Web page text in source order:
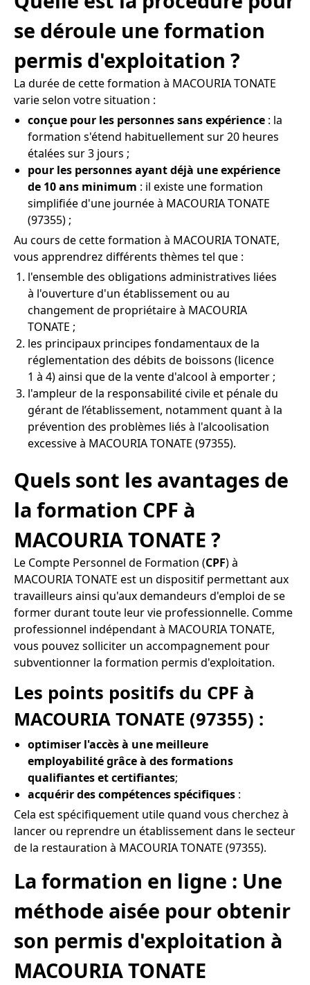
se déroule une formation
permis d'exploitation ?
La durée de cette formation à MACOURIA TONATE
varie selon votre situation :
conçue pour les personnes sans expérience : la
formation s'étend habituellement sur 20 heures
étalées sur 3 jours ;
pour les personnes ayant déjà une expérience
de 10 ans minimum : il existe une formation
simplifiée d'une journée à MACOURIA TONATE
(97355) ;
Au cours de cette formation à MACOURIA TONATE,
vous apprendrez différents thèmes tel que :
l'ensemble des obligations administratives liées
à l'ouverture d'un établissement ou au
changement de propriétaire à MACOURIA
TONATE ;
les principaux principes fondamentaux de la
réglementation des débits de boissons (licence
1 à 4) ainsi que de la vente d'alcool à emporter ;
l'ampleur de la responsabilité civile et pénale du
gérant de l’établissement, notamment quant à la
prévention des problèmes liés à l'alcoolisation
excessive à MACOURIA TONATE (97355).
Quels sont les avantages de
la formation CPF à
MACOURIA TONATE ?
Le Compte Personnel de Formation (CPF) à
MACOURIA TONATE est un dispositif permettant aux
travailleurs ainsi qu'aux demandeurs d'emploi de se
former durant toute leur vie professionnelle. Comme
professionnel indépendant à MACOURIA TONATE,
vous pouvez solliciter un accompagnement pour
subventionner la formation permis d'exploitation.
Les points positifs du CPF à
MACOURIA TONATE (97355) :
optimiser l'accès à une meilleure
employabilité grâce à des formations
qualifiantes et certifiantes;
acquérir des compétences spécifiques :
Cela est spécifiquement utile quand vous cherchez à
lancer ou reprendre un établissement dans le secteur
de la restauration à MACOURIA TONATE (97355).
La formation en ligne : Une
méthode aisée pour obtenir
son permis d'exploitation à
MACOURIA TONATE